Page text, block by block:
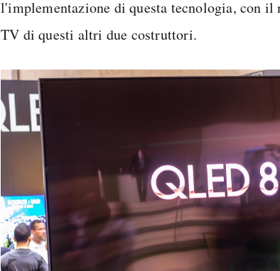
l'implementazione di questa tecnologia, con
TV di questi altri due costruttori.